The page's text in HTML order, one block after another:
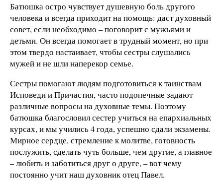
Батюшка остро чувствует душевную боль другого
человека и всегда приходит на помощь: даст духовный
совет, если необходимо – поговорит с мужьями и
детьми. Он всегда помогает в трудный момент, но при
этом твердо настаивает, чтобы сестры слушались
мужей и не шли наперекор семье.
Сестры помогают людям подготовиться к таинствам
Исповеди и Причастия, часто подопечные задают
различные вопросы на духовные темы. Поэтому
батюшка благословил сестер учиться на епархиальных
курсах, и мы учились 4 года, успешно сдали экзамены.
Мирное сердце, стремление к молитве, готовность
послужить, сделать чуть больше, чем другие, а главное
– любить и заботиться друг о друге, – вот чему
постоянно учит наш духовник отец Павел.